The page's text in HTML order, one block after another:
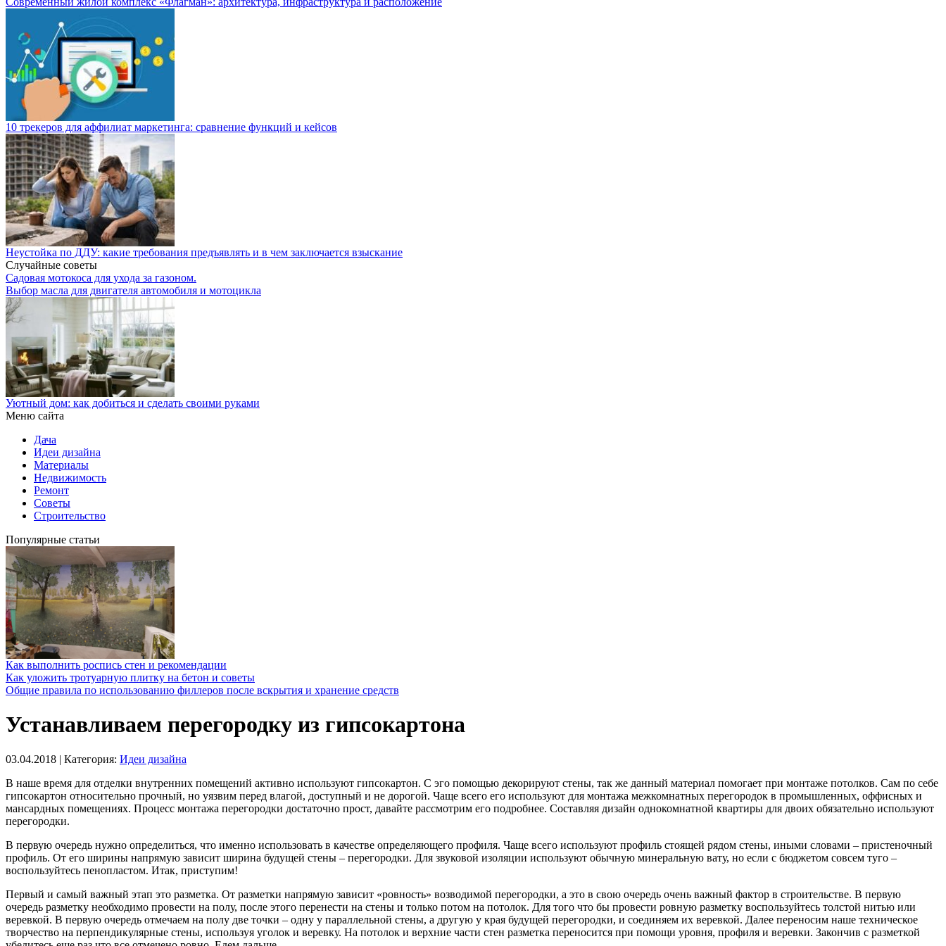
10 трекеров для аффилиат маркетинга: сравнение функций и кейсов
Неустойка по ДДУ: какие требования предъявлять и в чем заключается взыскание
Случайные советы
Садовая мотокоса для ухода за газоном.
Выбор масла для двигателя автомобиля и мотоцикла
Уютный дом: как добиться и сделать своими руками
Меню сайта
Дача
Идеи дизайна
Материалы
Недвижимость
Ремонт
Советы
Строительство
Популярные статьи
Как выполнить роспись стен и рекомендации
Как уложить тротуарную плитку на бетон и советы
Общие правила по использованию филлеров после вскрытия и хранение средств
Устанавливаем перегородку из гипсокартона
03.04.2018 | Категория: Идеи дизайна
В наше время для отделки внутренних помещений активно используют гипсокартон. С эго помощью декорируют стены, так же данный материал помогает при монтаже потолков. Сам по себе
гипсокартон относительно прочный, но уязвим перед влагой, доступный и не дорогой. Чаще всего его используют для монтажа межкомнатных перегородок в промышленных, оффисных и
мансардных помещениях. Процесс монтажа перегородки достаточно прост, давайте рассмотрим его подробнее. Составляя дизайн однокомнатной квартиры для двоих обязательно используют
перегородки.
В первую очередь нужно определиться, что именно использовать в качестве определяющего профиля. Чаще всего используют профиль стоящей рядом стены, иными словами – пристеночный
профиль. От его ширины напрямую зависит ширина будущей стены – перегородки. Для звуковой изоляции используют обычную минеральную вату, но если с бюджетом совсем туго –
воспользуйтесь пенопластом. Итак, приступим!
Первый и самый важный этап это разметка. От разметки напрямую зависит «ровность» возводимой перегородки, а это в свою очередь очень важный фактор в строительстве. В первую
очередь разметку необходимо провести на полу, после этого перенести на стены и только потом на потолок. Для того что бы провести ровную разметку воспользуйтесь толстой нитью или
веревкой. В первую очередь отмечаем на полу две точки – одну у параллельной стены, а другую у края будущей перегородки, и соединяем их веревкой. Далее переносим наше техническое
творчество на перпендикулярные стены, используя уголок и веревку. На потолок и верхние части стен разметка переносится при помощи уровня, профиля и веревки. Закончив с разметкой